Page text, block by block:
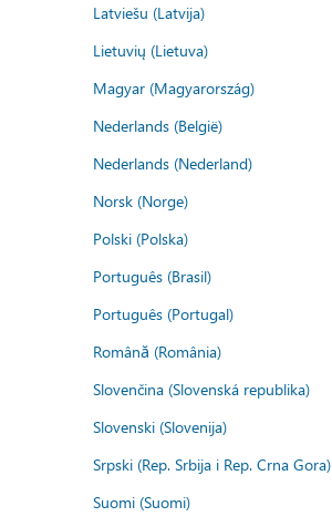
Latviešu (Latvija)
Lietuvių (Lietuva)
Magyar (Magyarország)
Nederlands (België)
Nederlands (Nederland)
Norsk (Norge)
Polski (Polska)
Português (Brasil)
Português (Portugal)
Română (România)
Slovenčina (Slovenská republika)
Slovenski (Slovenija)
Srpski (Rep. Srbija i Rep. Crna Gora)
Suomi (Suomi)